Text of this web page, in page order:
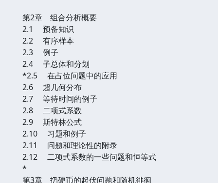
第2章 组合分析概要
2.1 预备知识
2.2 有序样本
2.3 例子
2.4 子总体和分划
*2.5 在占位问题中的应用
2.6 超几何分布
2.7 等待时间的例子
2.8 二项式系数
2.9 斯特林公式
2.10 习题和例子
2.11 问题和理论性的附录
2.12 二项式系数的一些问题和恒等式
*
第3章 扔硬币的起伏问题和随机徘徊